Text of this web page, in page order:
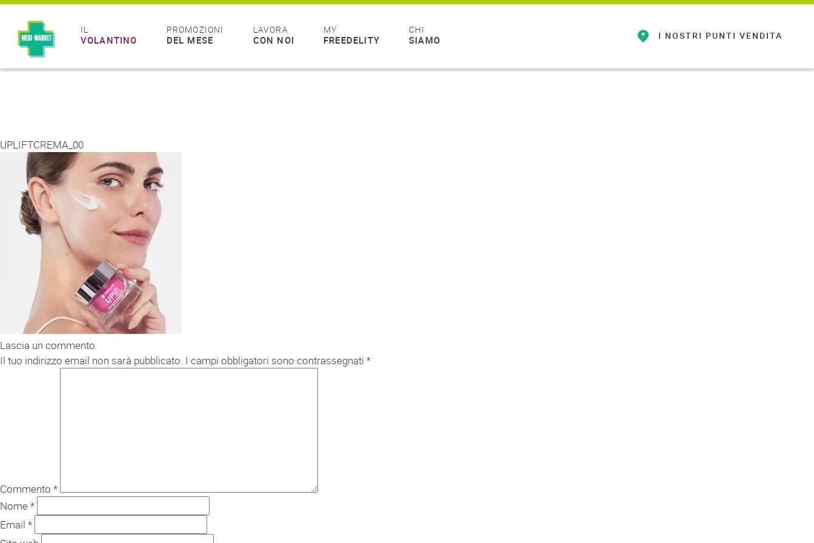
IL
VOLANTINO
PROMOZIONI
DEL MESE
LAVORA
CON NOI
MY
FREEDELITY
CHI
SIAMO I NOSTRI PUNTI VENDITA
UPLIFTCREMA_00
Lascia un commento
Il tuo indirizzo email non sarà pubblicato. I campi obbligatori sono contrassegnati *
Commento *
Nome*
Email *